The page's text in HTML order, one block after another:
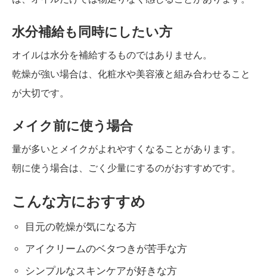
水分補給も同時にしたい方
オイルは水分を補給するものではありません。
乾燥が強い場合は、化粧水や美容液と組み合わせること
が大切です。
メイク前に使う場合
量が多いとメイクがよれやすくなることがあります。
朝に使う場合は、ごく少量にするのがおすすめです。
こんな方におすすめ
目元の乾燥が気になる方
アイクリームのベタつきが苦手な方
シンプルなスキンケアが好きな方